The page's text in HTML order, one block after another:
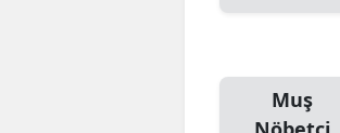
Muş